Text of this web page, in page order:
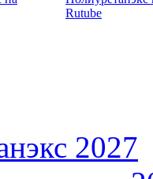
2027